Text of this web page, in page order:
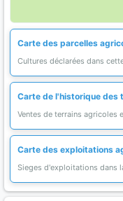
Carte des parcelles
Cultures déclarées dans
Carte de l'historique des
Ventes de terrains agricoles
Carte des exploitations
Sieges d'exploitations dans